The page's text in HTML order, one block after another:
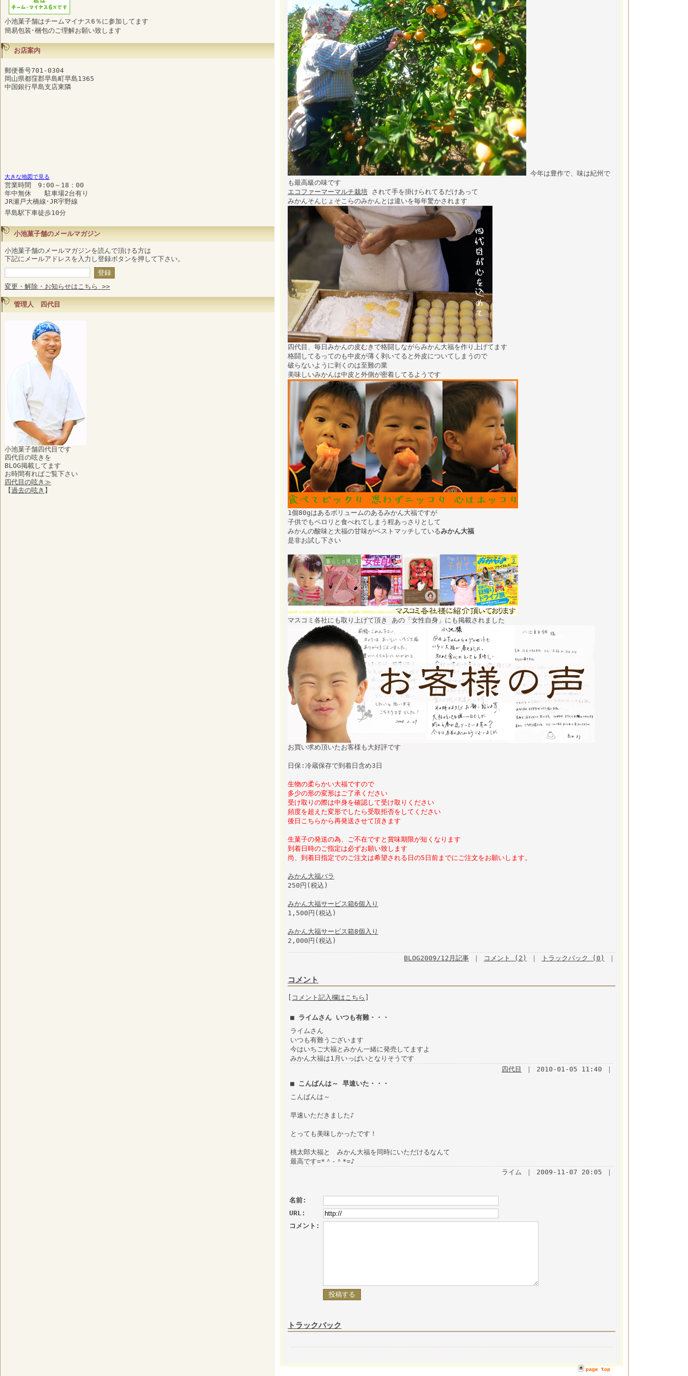
小池菓子舗はチームマイナス6％に参加してます
簡易包装･梱包のご理解お願い致します
お店案内
郵便番号701-0304
岡山県都窪郡早島町早島1365
中国銀行早島支店東隣
大きな地図で見る
営業時間 9:00～18：00
年中無休 駐車場2台有り
JR瀬戸大橋線･JR宇野線
早島駅下車徒歩10分
小池菓子舗のメールマガジン
小池菓子舗のメールマガジンを読んで頂ける方は
下記にメールアドレスを入力し登録ボタンを押して下さい。
変更・解除・お知らせはこちら >>
管理人 四代目
小池菓子舗四代目です
四代目の呟きを
BLOG掲載してます
お時間有ればご覧下さい
四代目の呟き≫
【過去の呟き 】
今年は豊作で、味は紀州で
も最高級の味です
エコファーマーマルチ栽培 されて手を掛けられてるだけあって
みかんそんじょそこらのみかんとは違いを毎年驚かされます
四代目、毎日みかんの皮むきで格闘しながらみかん大福を作り上げてます
格闘してるってのも中皮が薄く剥いてると外皮についてしまうので
破らないように剥くのは至難の業
美味しいみかんは中皮と外側が密着してるようです
1個80gはあるボリュームのあるみかん大福ですが
子供でもペロリと食べれてしまう程あっさりとして
みかんの酸味と大福の甘味がベストマッチしているみかん大福
是非お試し下さい
マスコミ各社にも取り上げて頂き あの「女性自身」にも掲載されました
お買い求め頂いたお客様も大好評です
日保:冷蔵保存で到着日含め3日
生物の柔らかい大福ですので
多少の形の変形はご了承ください
受け取りの際は中身を確認して受け取りください
頻度を超えた変形でしたら受取拒否をしてください
後日こちらから再発送させて頂きます
生菓子の発送の為、ご不在ですと賞味期限が短くなります
到着日時のご指定は必ずお願い致します
尚、到着日指定でのご注文は希望される日の5日前までにご注文をお願いします。
みかん大福バラ
250円(税込)
みかん大福サービス箱6個入り
1,500円(税込)
みかん大福サービス箱8個入り
2,000円(税込)
BLOG2009/12月記事 ｜ コメント (2) ｜ トラックバック (0) ｜
コメント
コメント記入欄はこちら
■ ライムさん いつも有難・・・
ライムさん
いつも有難うございます
今はいちご大福とみかん一緒に発売してますよ
みかん大福は1月いっぱいとなりそうです
四代目
｜ 2010-01-05 11:40 ｜
■ こんばんは～ 早速いた・・・
こんばんは～
早速いただきました♪
とっても美味しかったです！
桃太郎大福と みかん大福を同時にいただけるなんて
最高です=*＾-＾*=♪
ライム ｜ 2009-11-07 20:05 ｜
名前:
URL:
コメント:
トラックバック
page top